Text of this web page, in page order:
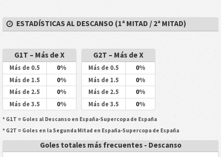
ESTADÍSTICAS AL DESCANSO (1ª MITAD / 2ª MITAD)
G1T – Más de X
Más de 0.5 0%
Más de 1.5 0%
Más de 2.5 0%
Más de 3.5 0%
G2T – Más de X
Más de 0.5 0%
Más de 1.5 0%
Más de 2.5 0%
Más de 3.5 0%
* G1T = Goles al Descanso en España-Supercopa de España
* G2T = Goles en la Segunda Mitad en España-Supercopa de España
Goles totales más frecuentes - Descanso